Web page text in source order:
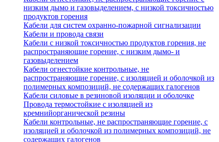
низким дымо и газовыделением, с низкой токсичностью
продуктов горения
Кабели для систем охранно-пожарной сигнализации
Кабели и провода связи
Кабели с низкой токсичностью продуктов горения, не
распространяющие горение, с низким дымо- и
газовыделением
Кабели огнестойкие контрольные, не
распространяющие горение, с изоляцией и оболочкой из
полимерных композиций, не содержащих галогенов
Кабели силовые в резиновой изоляции и оболочке
Провода термостойкие с изоляцией из
кремнийорганической резины
Кабели контрольные, не распространяющие горение, с
изоляцией и оболочкой из полимерных композиций, не
содержащих галогенов